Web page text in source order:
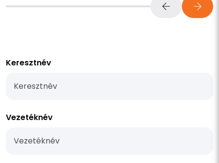
Keresztnév
Vezetéknév